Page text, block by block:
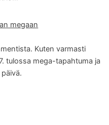
megaan
Kuten varmasti
tulossa mega-tapahtuma ja